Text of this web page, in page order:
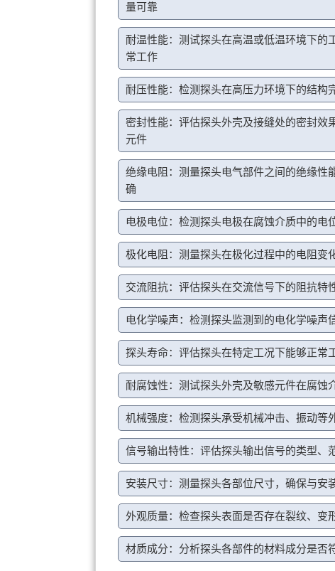
量可靠
耐温性能：测试探头在高温或低温环境下的
常工作
耐压性能：检测探头在高压力环境下的结构
密封性能：评估探头外壳及接缝处的密封效
元件
绝缘电阻：测量探头电气部件之间的绝缘性
确
电极电位：检测探头电极在腐蚀介质中的电
极化电阻：测量探头在极化过程中的电阻变
交流阻抗：评估探头在交流信号下的阻抗特
电化学噪声：检测探头监测到的电化学噪声
探头寿命：评估探头在特定工况下能够正常
耐腐蚀性：测试探头外壳及敏感元件在腐蚀
机械强度：检测探头承受机械冲击、振动等
信号输出特性：评估探头输出信号的类型、
安装尺寸：测量探头各部位尺寸，确保与安
外观质量：检查探头表面是否存在裂纹、变
材质成分：分析探头各部件的材料成分是否